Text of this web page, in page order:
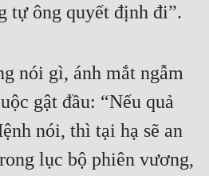
tự ông quyết định đi”.
nói gì, ánh mắt ngẫm
gật đầu: “Nếu quả
nói, thì tại hạ sẽ an
lục bộ phiên vương,